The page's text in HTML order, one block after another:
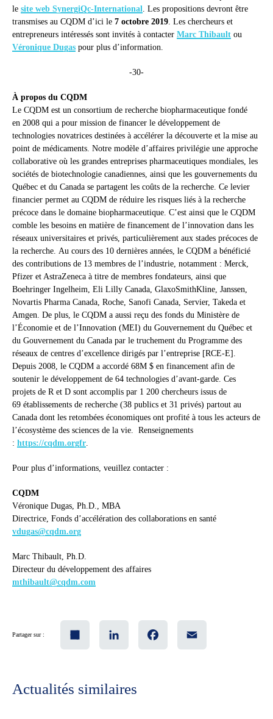
le site web SynergiQc-International. Les propositions devront être
transmises au CQDM d’ici le 7 octobre 2019. Les chercheurs et
entrepreneurs intéressés sont invités à contacter Marc Thibault ou
Véronique Dugas pour plus d’information.
-30-
À propos du CQDM
Le CQDM est un consortium de recherche biopharmaceutique fondé
en 2008 qui a pour mission de financer le développement de
technologies novatrices destinées à accélérer la découverte et la mise au
point de médicaments. Notre modèle d’affaires privilégie une approche
collaborative où les grandes entreprises pharmaceutiques mondiales, les
sociétés de biotechnologie canadiennes, ainsi que les gouvernements du
Québec et du Canada se partagent les coûts de la recherche. Ce levier
financier permet au CQDM de réduire les risques liés à la recherche
précoce dans le domaine biopharmaceutique. C’est ainsi que le CQDM
comble les besoins en matière de financement de l’innovation dans les
réseaux universitaires et privés, particulièrement aux stades précoces de
la recherche. Au cours des 10 dernières années, le CQDM a bénéficié
des contributions de 13 membres de l’industrie, notamment : Merck,
Pfizer et AstraZeneca à titre de membres fondateurs, ainsi que
Boehringer Ingelheim, Eli Lilly Canada, GlaxoSmithKline, Janssen,
Novartis Pharma Canada, Roche, Sanofi Canada, Servier, Takeda et
Amgen. De plus, le CQDM a aussi reçu des fonds du Ministère de
l’Économie et de l’Innovation (MEI) du Gouvernement du Québec et
du Gouvernement du Canada par le truchement du Programme des
réseaux de centres d’excellence dirigés par l’entreprise [RCE-E].
Depuis 2008, le CQDM a accordé 68M $ en financement afin de
soutenir le développement de 64 technologies d’avant-garde. Ces
projets de R et D sont accomplis par 1 200 chercheurs issus de
69 établissements de recherche (38 publics et 31 privés) partout au
Canada dont les retombées économiques ont profité à tous les acteurs de
l’écosystème des sciences de la vie. Renseignements
: https://cqdm.orgfr.
Pour plus d’informations, veuillez contacter :
CQDM
Véronique Dugas, Ph.D., MBA
Directrice, Fonds d’accélération des collaborations en santé
vdugas@cqdm.org
Marc Thibault, Ph.D.
Directeur du développement des affaires
mthibault@cqdm.com
Partager sur :
Actualités similaires